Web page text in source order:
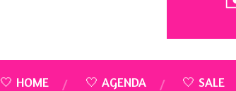
🤍 HOME 🤍 AGENDA 🤍 SALE